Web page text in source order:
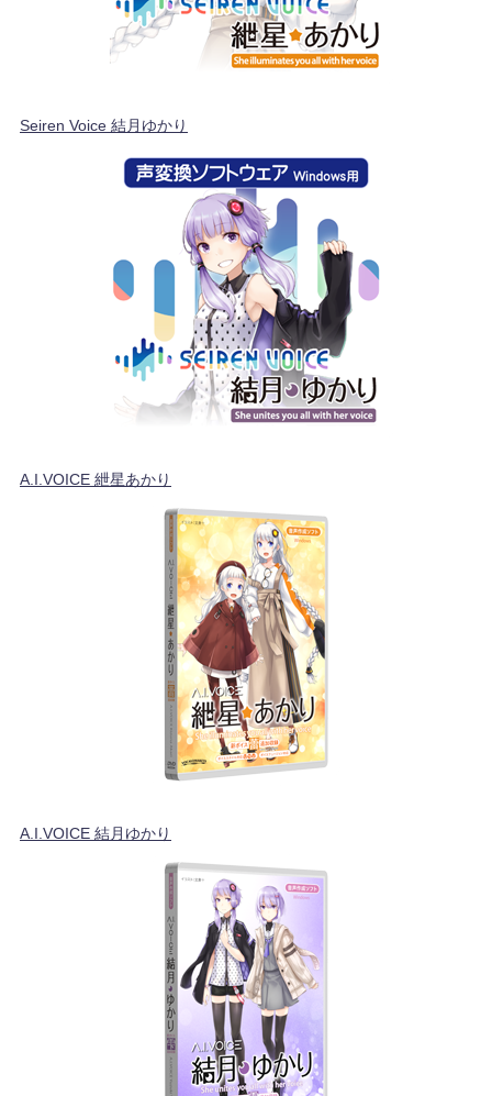
Seiren Voice 結月ゆかり
A.I.VOICE 紲星あかり
A.I.VOICE 結月ゆかり